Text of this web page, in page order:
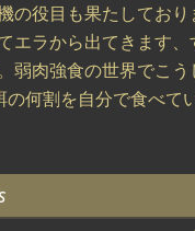
の役目も果たしてお
エラから出てきます
弱肉強食の世界でこ
何割を自分で食べて